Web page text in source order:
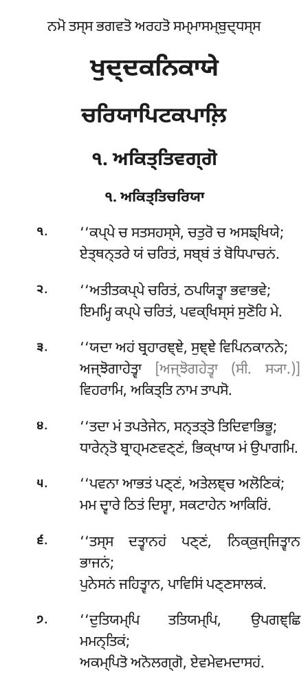
ਨਮੋ ਤਸ੍ਸ ਭਗਵਤੋ ਅਰਹਤੋ ਸਮ੍ਮਾਸਮ੍ਬੁਦ੍ਧਸ੍ਸ
ਖੁਦ੍ਦਕਨਿਕਾਯੇ
ਚਰਿਯਾਪਿਟਕਪਾਲ਼ਿ
੧. ਅਕਿਤ੍ਤਿਵਗ੍ਗੋ
੧. ਅਕਿਤ੍ਤਿਚਰਿਯਾ
੧. ‘‘ਕਪ੍ਪੇਚ ਸਤਸਹਸ੍ਸੇ, ਚਤੁਰੋ ਚ ਅਸਙ੍ਖਿਯੇ;
ਏਤ੍ਥਨ੍ਤਰੇ ਯਂ ਚਰਿਤਂ, ਸਬ੍ਬਂ ਤਂ ਬੋਧਿਪਾਚਨਂ.
੨.
‘‘ਅਤੀਤਕਪ੍ਪੇ ਚਰਿਤਂ, ਠਪਯਿਤ੍ਵਾ ਭਵਾਭਵੇ;
ਇਮਮ੍ਹਿ ਕਪ੍ਪੇ ਚਰਿਤਂ, ਪਵਕ੍ਖਿਸ੍ਸਂ ਸੁਣੋਹਿ ਮੇ.
੩.
‘‘ਯਦਾ ਅਹਂ ਬ੍ਰਹਾਰਞ੍ਞੇ, ਸੁਞ੍ਞੇ ਵਿਪਿਨਕਾਨਨੇ;
ਅਜ੍ਝੋਗਾਹੇਤ੍ਵਾ
[ਅਜ੍ਝੋਗਹੇਤ੍ਵਾ (ਸੀ. ਸ੍ਯਾ.)]
ਵਿਹਰਾਮਿ, ਅਕਿਤ੍ਤਿ ਨਾਮ ਤਾਪਸੋ.
੪. ‘‘ਤਦਾਮਂ ਤਪਤੇਜੇਨ, ਸਨ੍ਤਤ੍ਤੋ ਤਿਦਿਵਾਭਿਭੂ;
ਧਾਰੇਨ੍ਤੋ ਬ੍ਰਾਹ੍ਮਣਵਣ੍ਣਂ, ਭਿਕ੍ਖਾਯ ਮਂ ਉਪਾਗਮਿ.
੫.
‘‘ਪਵਨਾ ਆਭਤਂ ਪਣ੍ਣਂ, ਅਤੇਲਞ੍ਚ ਅਲੋਣਿਕਂ;
ਮਮ ਦ੍ਵਾਰੇ ਠਿਤਂ ਦਿਸ੍ਵਾ, ਸਕਟਾਹੇਨ ਆਕਿਰਿਂ.
੬.
‘‘ਤਸ੍ਸ ਦਤ੍ਵਾਨਹਂ ਪਣ੍ਣਂ, ਨਿਕ੍ਕੁਜ੍ਜਿਤ੍ਵਾਨ
ਭਾਜਨਂ;
ਪੁਨੇਸਨਂ ਜਹਿਤ੍ਵਾਨ, ਪਾਵਿਸਿਂ ਪਣ੍ਣਸਾਲਕਂ.
੭. ‘‘ਦੁਤਿਯਮ੍ਪਿਤਤਿਯਮ੍ਪਿ, ਉਪਗਞ੍ਛਿ
ਮਮਨ੍ਤਿਕਂ;
ਅਕਮ੍ਪਿਤੋ ਅਨੋਲਗ੍ਗੋ, ਏਵਮੇਵਮਦਾਸਹਂ.